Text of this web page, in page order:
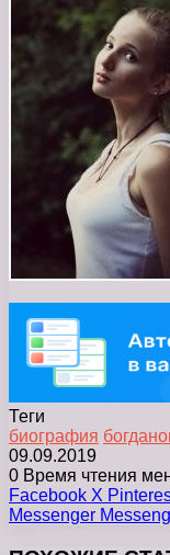
Теги
биография
09.09.2019
0 Время чтения
Facebook X
Messenger